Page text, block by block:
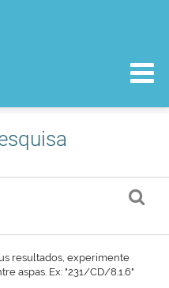
resultados, experimente
aspas. Ex: "231/CD/8.1.6"